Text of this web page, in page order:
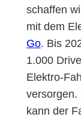
schaffen
mit dem
Go. Bis
1.000
Elektro-
versorgen.
kann der